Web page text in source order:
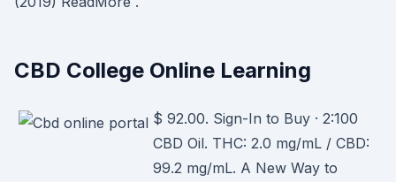
CBD College Online Learning
$ 92.00. Sign-In to Buy · 2:100
CBD Oil. THC: 2.0 mg/mL / CBD:
99.2 mg/mL. A New Way to